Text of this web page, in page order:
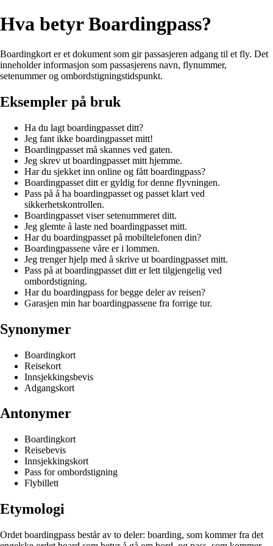
Hva betyr Boardingpass?
Boardingkort er et dokument som gir passasjeren adgang til et fly. Det
inneholder informasjon som passasjerens navn, flynummer,
setenummer og ombordstigningstidspunkt.
Eksempler på bruk
Ha du lagt boardingpasset ditt?
Jeg fant ikke boardingpasset mitt!
Boardingpasset må skannes ved gaten.
Jeg skrev ut boardingpasset mitt hjemme.
Har du sjekket inn online og fått boardingpass?
Boardingpasset ditt er gyldig for denne flyvningen.
Pass på å ha boardingpasset og passet klart ved
sikkerhetskontrollen.
Boardingpasset viser setenummeret ditt.
Jeg glemte å laste ned boardingpasset mitt.
Har du boardingpasset på mobiltelefonen din?
Boardingpassene våre er i lommen.
Jeg trenger hjelp med å skrive ut boardingpasset mitt.
Pass på at boardingpasset ditt er lett tilgjengelig ved
ombordstigning.
Har du boardingpass for begge deler av reisen?
Garasjen min har boardingpassene fra forrige tur.
Synonymer
Boardingkort
Reisekort
Innsjekkingsbevis
Adgangskort
Antonymer
Boardingkort
Reisebevis
Innsjekkingskort
Pass for ombordstigning
Flybillett
Etymologi
Ordet boardingpass består av to deler: boarding, som kommer fra det